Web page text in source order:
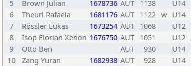
5
Brown Julian 1678736 AUT 1138 U14
6
Theurl Rafaela 1681176 AUT 1122 w U14
7
Rössler Lukas 1673254 AUT 1068 U12
8
Isop Florian Xenon 1676750 AUT 1051 U12
9
Otto Ben AUT 930 U14
10
Zang Yuran 1682938 AUT 928 U14